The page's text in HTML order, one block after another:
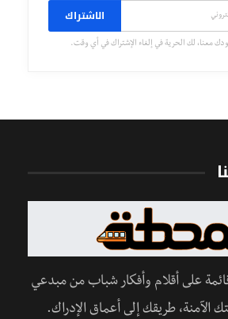
الاشتراك
معنا، لك الحرية في إلغاء الإشتراك في أي وقت.
على أقلام وأفكار شباب من مبدعي
الآمنة، طريقك إلى أعماق الإدراك.